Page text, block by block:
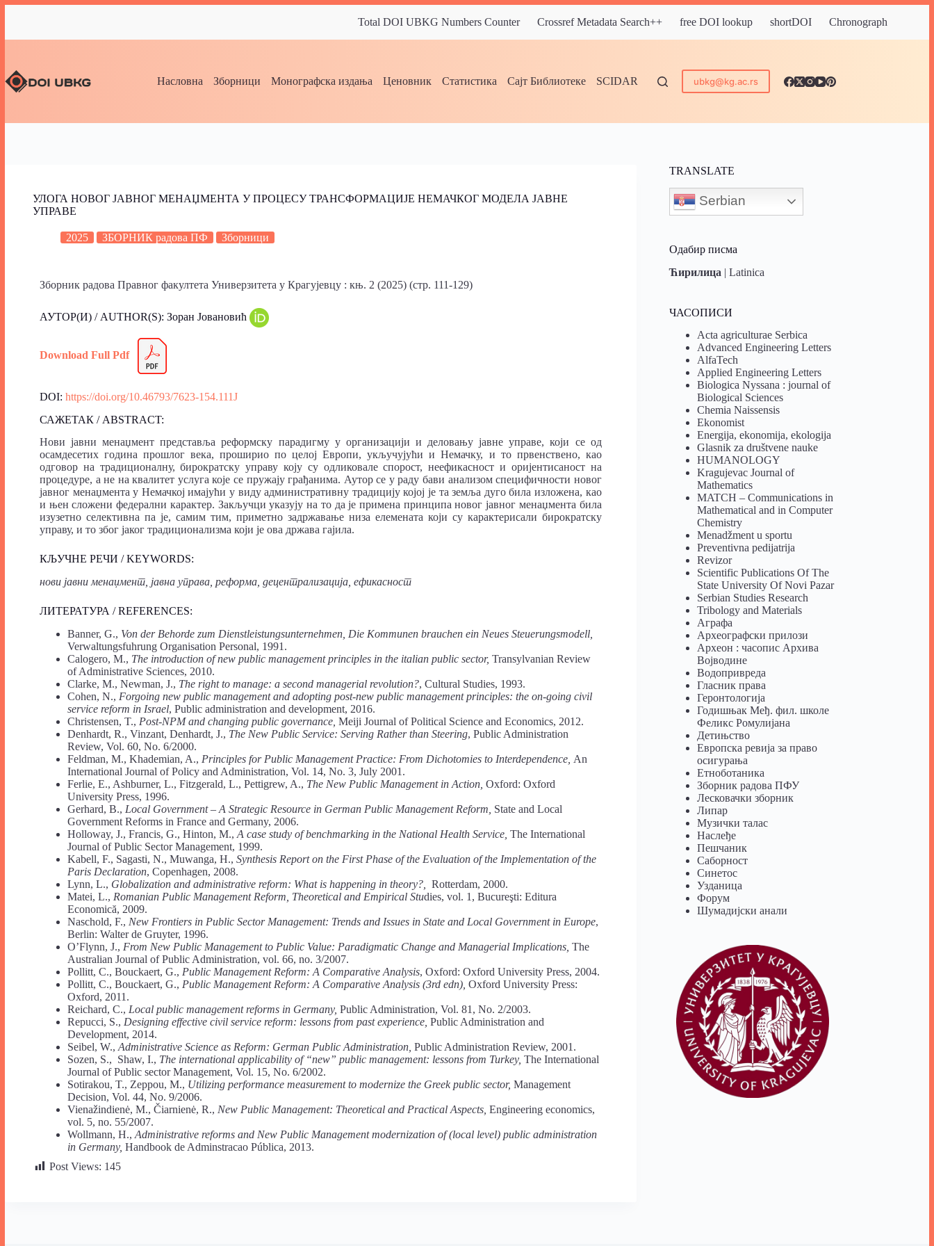
Total DOI UBKG Numbers Counter Crossref Metadata Search++ free DOI lookup shortDOI Chronograph
Насловна Зборници Монографска издања Ценовник Статистика Сајт Библиотеке SCIDAR ubkg@kg.ac.rs
УЛОГА НОВОГ ЈАВНОГ МЕНАЏМЕНТА У ПРОЦЕСУ ТРАНСФОРМАЦИЈЕ НЕМАЧКОГ МОДЕЛА ЈАВНЕ
УПРАВЕ
2025 ЗБОРНИК радова ПФ Зборници
Зборник радова Правног факултета Универзитета у Крагујевцу : књ. 2 (2025) (стр. 111-129)
АУТОР(И) / AUTHOR(S): Зоран Јовановић
Download Full Pdf
DOI: https://doi.org/10.46793/7623-154.111J
САЖЕТАК / ABSTRACT:
Нови јавни менаџмент представља реформску парадигму у организацији и деловању јавне управе, који се од
осамдесетих година прошлог века, проширио по целој Европи, укључујући и Немачку, и то првенствено, као
одговор на традиционалну, бирократску управу коју су одликовале спорост, неефикасност и оријентисаност на
процедуре, а не на квалитет услуга које се пружају грађанима. Аутор се у раду бави анализом специфичности новог
јавног менаџмента у Немачкој имајући у виду административну традицију којој је та земља дуго била изложена, као
и њен сложени федерални карактер. Закључци указују на то да је примена принципа новог јавног менаџмента била
изузетно селективна па је, самим тим, приметно задржавање низа елемената који су карактерисали бирократску
управу, и то због јаког традиционализма који је ова држава гајила.
КЉУЧНЕ РЕЧИ / KEYWORDS:
нови јавни менаџмент, јавна управа, реформа, децентрализација, ефикасност
ЛИТЕРАТУРА / REFERENCES:
Banner, G., Von der Behorde zum Dienstleistungsunternehmen, Die Kommunen brauchen ein Neues Steuerungsmodell,
Verwaltungsfuhrung Organisation Personal, 1991.
Calogero, M., The introduction of new public management principles in the italian public sector, Transylvanian Review
of Administrative Sciences, 2010.
Clarke, M., Newman, J., The right to manage: a second managerial revolution?, Cultural Studies, 1993.
Cohen, N., Forgoing new public management and adopting post-new public management principles: the on-going civil
service reform in Israel, Public administration and development, 2016.
Christensen, T., Post-NPM and changing public governance, Meiji Journal of Political Science and Economics, 2012.
Denhardt, R., Vinzant, Denhardt, J., The New Public Service: Serving Rather than Steering, Public Administration
Review, Vol. 60, No. 6/2000.
Feldman, M., Khademian, A., Principles for Public Management Practice: From Dichotomies to Interdependence, An
International Journal of Policy and Administration, Vol. 14, No. 3, July 2001.
Ferlie, E., Ashburner, L., Fitzgerald, L., Pettigrew, A., The New Public Management in Action, Oxford: Oxford
University Press, 1996.
Gerhard, B., Local Government – A Strategic Resource in German Public Management Reform, State and Local
Government Reforms in France and Germany, 2006.
Holloway, J., Francis, G., Hinton, M., A case study of benchmarking in the National Health Service, The International
Journal of Public Sector Management, 1999.
Kabell, F., Sagasti, N., Muwanga, Н., Synthesis Report on the First Phase of the Evaluation of the Implementation of the
Paris Declaration, Copenhagen, 2008.
Lynn, L., Globalization and administrative reform: What is happening in theory?, Rotterdam, 2000.
Matei, L., Romanian Public Management Reform, Theoretical and Empirical Studies, vol. 1, Bucureşti: Editura
Economică, 2009.
Naschold, F., New Frontiers in Public Sector Management: Trends and Issues in State and Local Government in Europe,
Berlin: Walter de Gruyter, 1996.
O’Flynn, J., From New Public Management to Public Value: Paradigmatic Change and Managerial Implications, The
Australian Journal of Public Administration, vol. 66, no. 3/2007.
Pollitt, C., Bouckaert, G., Public Management Reform: A Comparative Analysis, Oxford: Oxford University Press, 2004.
Pollitt, C., Bouckaert, G., Public Management Reform: A Comparative Analysis (3rd edn), Oxford University Press:
Oxford, 2011.
Reichard, C., Local public management reforms in Germany, Public Administration, Vol. 81, No. 2/2003.
Repucci, S., Designing effective civil service reform: lessons from past experience, Public Administration and
Development, 2014.
Seibel, W., Administrative Science as Reform: German Public Administration, Public Administration Review, 2001.
Sozen, S., Shaw, I., The international applicability of “new” public management: lessons from Turkey, The International
Journal of Public sector Management, Vol. 15, No. 6/2002.
Sotirakou, T., Zeppou, M., Utilizing performance measurement to modernize the Greek public sector, Management
Decision, Vol. 44, No. 9/2006.
Vienažindienė, M., Čiarnienė, R., New Public Management: Theoretical and Practical Aspects, Engineering economics,
vol. 5, no. 55/2007.
Wollmann, H., Administrative reforms and New Public Management modernization of (local level) public administration
in Germany, Handbook de Adminstracao Pública, 2013.
Post Views: 145
TRANSLATE
Serbian
Одабир писма
Ћирилица |Latinica
ЧАСОПИСИ
Acta agriculturae Serbica
Advanced Engineering Letters
AlfaTech
Applied Engineering Letters
Biologica Nyssana : journal of
Biological Sciences
Chemia Naissensis
Ekonomist
Energija, ekonomija, ekologija
Glasnik za društvene nauke
HUMANOLOGY
Kragujevac Journal of
Mathematics
MATCH – Communications in
Mathematical and in Computer
Chemistry
Menadžment u sportu
Preventivna pedijatrija
Revizor
Scientific Publications Of The
State University Of Novi Pazar
Serbian Studies Research
Tribology and Materials
Аграфа
Археографски прилози
Археон : часопис Архива
Војводине
Водопривреда
Гласник права
Геронтологија
Годишњак Међ. фил. школе
Феликс Ромулијана
Детињство
Европска ревија за право
осигурања
Eтноботаника
Зборник радова ПФУ
Лесковачки зборник
Липар
Музички талас
Наслеђе
Пешчаник
Саборност
Синетос
Узданица
Форум
Шумадијски анали